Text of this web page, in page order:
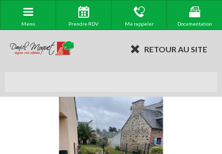
Menu Prendre RDV Me rappeler Documentation
RETOUR AU SITE